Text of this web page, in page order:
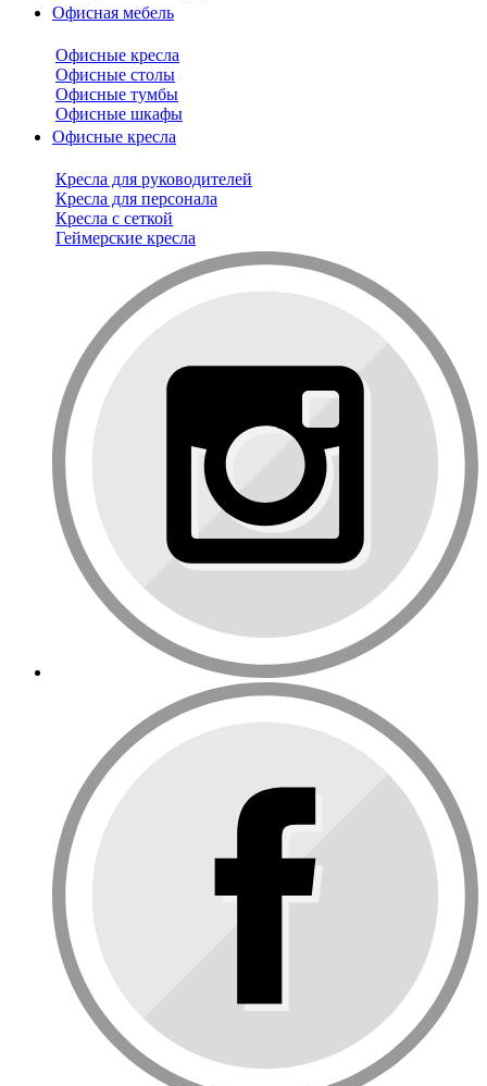
Офисная мебель
Офисные кресла
Офисные столы
Офисные тумбы
Офисные шкафы
Офисные кресла
Кресла для руководителей
Кресла для персонала
Кресла с сеткой
Геймерские кресла